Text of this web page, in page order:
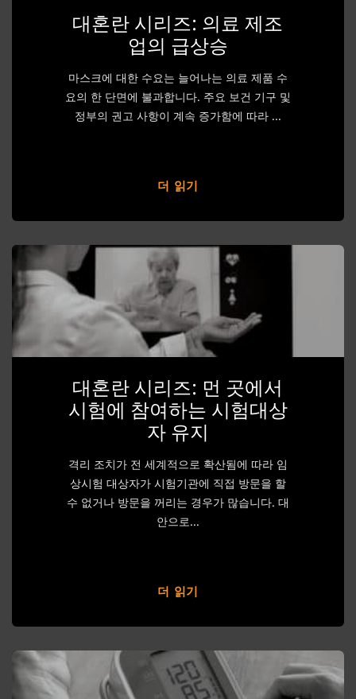
대혼란 시리즈: 의료 제조
업의 급상승
마스크에 대한 수요는 늘어나는 의료 제품 수
요의 한 단면에 불과합니다. 주요 보건 기구 및
정부의 권고 사항이 계속 증가함에 따라 ...
더 읽기
대혼란 시리즈: 먼 곳에서
시험에 참여하는 시험대상
자 유지
격리 조치가 전 세계적으로 확산됨에 따라 임
상시험 대상자가 시험기관에 직접 방문을 할
수 없거나 방문을 꺼리는 경우가 많습니다. 대
안으로...
더 읽기